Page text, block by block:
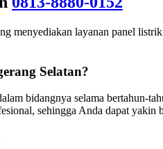
menyediakan layanan panel
Selatan?
bidangnya selama bertahun-
sehingga Anda dapat